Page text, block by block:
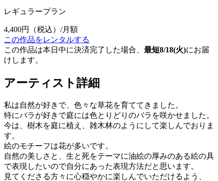
レギュラープラン
4,400円
（税込）/月額
この作品をレンタルする
この作品は本日中に決済完了した場合、 最短8/18(火)にお届
けします。
アーティスト詳細
私は自然が好きで、色々な草花を育ててきました。
特にバラが好きで庭には色とりどりのバラを咲かせました。
今は、樹木を庭に植え、雑木林のようにして楽しんでおりま
す。
絵のモチーフは花が多いです。
自然の美しさと、生と死をテーマに油絵の厚みのある絵の具
で表現したいので自分にあった表現方法だと思います。
見てくださる方々に心穏やかに楽しんでいただけるよう、